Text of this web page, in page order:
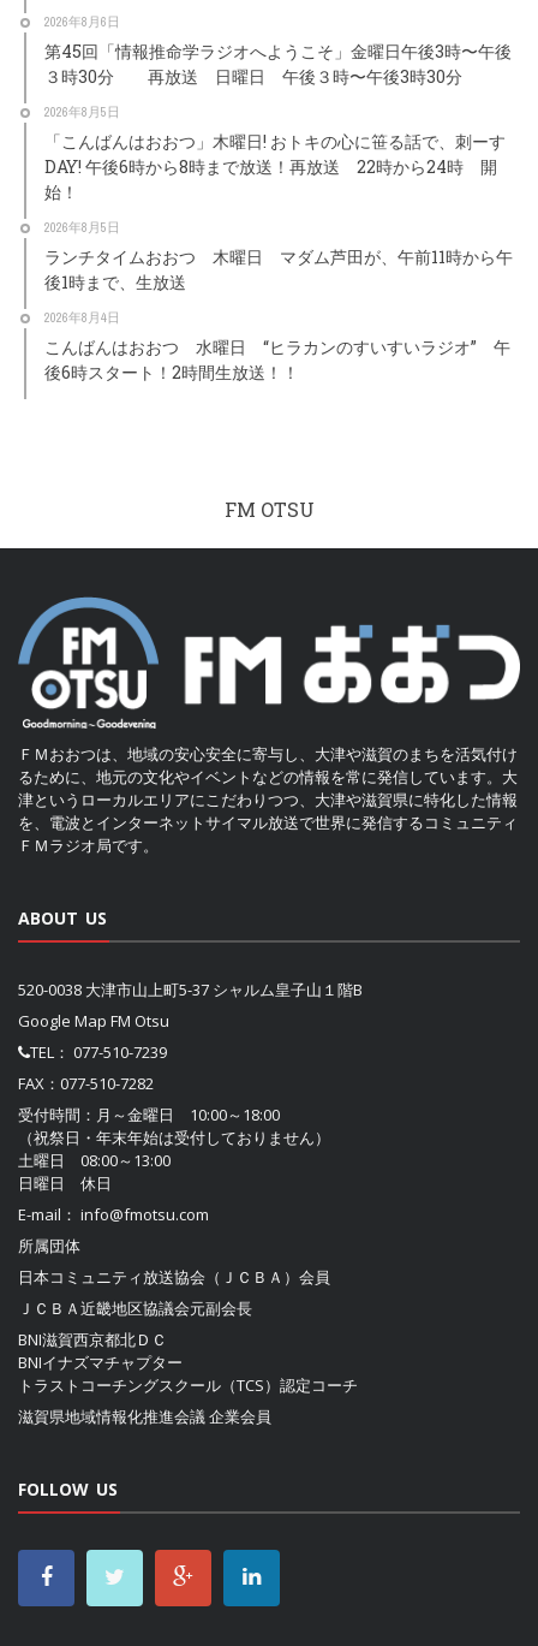
2026年8月6日
第45回「情報推命学ラジオへようこそ」金曜日午後3時〜午後
３時30分 再放送 日曜日 午後３時〜午後3時30分
2026年8月5日
「こんばんはおおつ」木曜日! おトキの心に笹る話で、刺ーす
DAY! 午後6時から8時まで放送！再放送 22時から24時 開
始！
2026年8月5日
ランチタイムおおつ 木曜日 マダム芦田が、午前11時から午
後1時まで、生放送
2026年8月4日
こんばんはおおつ 水曜日 “ヒラカンのすいすいラジオ” 午
後6時スタート！2時間生放送！！
FM OTSU
ＦＭおおつは、地域の安心安全に寄与し、大津や滋賀のまちを活気付け
るために、地元の文化やイベントなどの情報を常に発信しています。大
津というローカルエリアにこだわりつつ、大津や滋賀県に特化した情報
を、電波とインターネットサイマル放送で世界に発信するコミュニティ
ＦＭラジオ局です。
ABOUT US
520-0038 大津市山上町5-37 シャルム皇子山１階B
Google Map FM Otsu
TEL： 077-510-7239
FAX：077-510-7282
受付時間：月～金曜日 10:00～18:00
（祝祭日・年末年始は受付しておりません）
土曜日 08:00～13:00
日曜日 休日
E-mail： info@fmotsu.com
所属団体
日本コミュニティ放送協会（ＪＣＢＡ） 会員
ＪＣＢＡ近畿地区協議会元副会長
BNI滋賀西京都北ＤＣ
BNIイナズマチャプター
トラストコーチングスクール（TCS）認定コーチ
滋賀県地域情報化推進会議企業会員
FOLLOW US